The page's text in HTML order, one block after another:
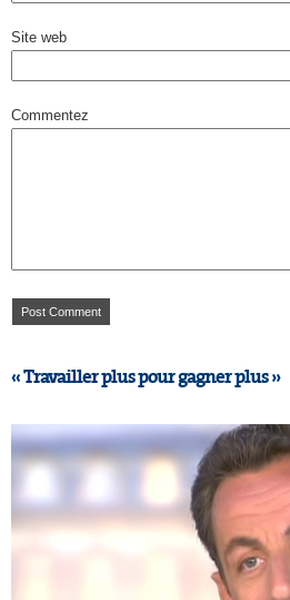
Site web
Commentez
« Travailler plus pour gagner plus »